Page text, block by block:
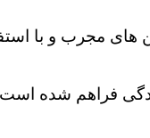
مجرب و با
فراهم شده